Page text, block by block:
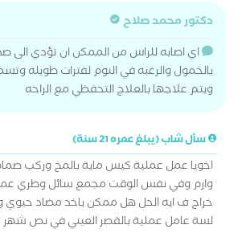
دكتور محمد صلاح
اي اصابه للراس من الممكن ان تؤدي الى
بالخمول والرغبه في النوم لفترات طويله
ويتم علاجها بالعلاج التحفظي مع الراحه
سأل شاب (يبلغ عمره 21 سنة)
اخويا عمل عملية كيس ماية بالمخ وركب
وارم وفي نفس الوقت مجمع سائل وطري
خراج ف ايه الحل هل ممكن ياخد مضاد حيوي
لسة عامل عملية بالقصر العيني في نص شهر ١١ الماضي